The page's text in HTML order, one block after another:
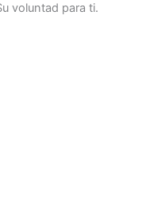
voluntad para ti.